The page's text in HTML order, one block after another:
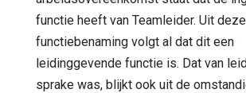
functie heeft van Teamleider. Uit deze
functiebenaming volgt al dat dit een
leidinggevende functie is. Dat van
sprake was, blijkt ook uit de